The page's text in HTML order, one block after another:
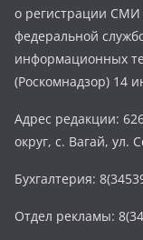
о регистрации
федеральной
информационных
(Роскомнадзор) 14
Адрес редакции:
округ, с. Вагай, ул.
Бухгалтерия:
Отдел рекламы: